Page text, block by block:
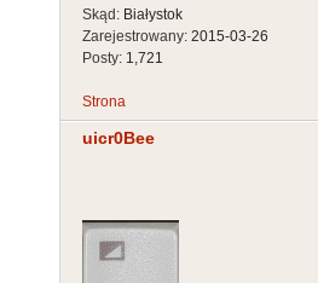
Skąd: Białystok
Zarejestrowany: 2015-03-26
Posty: 1,721
Strona
uicr0Bee